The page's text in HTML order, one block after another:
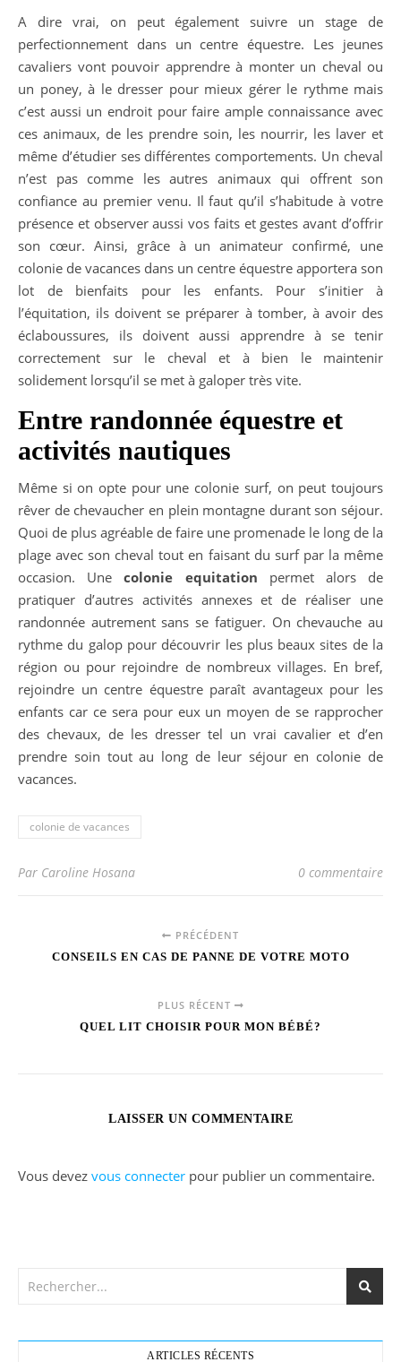
A dire vrai, on peut également suivre un stage de
perfectionnement dans un centre équestre. Les jeunes
cavaliers vont pouvoir apprendre à monter un cheval ou
un poney, à le dresser pour mieux gérer le rythme mais
c’est aussi un endroit pour faire ample connaissance avec
ces animaux, de les prendre soin, les nourrir, les laver et
même d’étudier ses différentes comportements. Un cheval
n’est pas comme les autres animaux qui offrent son
confiance au premier venu. Il faut qu’il s’habitude à votre
présence et observer aussi vos faits et gestes avant d’offrir
son cœur. Ainsi, grâce à un animateur confirmé, une
colonie de vacances dans un centre équestre apportera son
lot de bienfaits pour les enfants. Pour s’initier à
l’équitation, ils doivent se préparer à tomber, à avoir des
éclaboussures, ils doivent aussi apprendre à se tenir
correctement sur le cheval et à bien le maintenir
solidement lorsqu’il se met à galoper très vite.
Entre randonnée équestre et
activités nautiques
Même si on opte pour une colonie surf, on peut toujours
rêver de chevaucher en plein montagne durant son séjour.
Quoi de plus agréable de faire une promenade le long de la
plage avec son cheval tout en faisant du surf par la même
occasion. Unecolonie equitation permet alors de
pratiquer d’autres activités annexes et de réaliser une
randonnée autrement sans se fatiguer. On chevauche au
rythme du galop pour découvrir les plus beaux sites de la
région ou pour rejoindre de nombreux villages. En bref,
rejoindre un centre équestre paraît avantageux pour les
enfants car ce sera pour eux un moyen de se rapprocher
des chevaux, de les dresser tel un vrai cavalier et d’en
prendre soin tout au long de leur séjour en colonie de
vacances.
colonie de vacances
Par Caroline Hosana 0 commentaire
PRÉCÉDENT
CONSEILS EN CAS DE PANNE DE VOTRE MOTO
PLUS RÉCENT
QUEL LIT CHOISIR POUR MON BÉBÉ?
LAISSER UN COMMENTAIRE
Vous devez vous connecter pour publier un commentaire.
ARTICLES RÉCENTS